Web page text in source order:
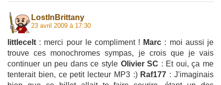
LostInBrittany
23 avril 2009 à 17:30
littlecelt : merci pour le compliment ! Marc : moi aussi je
trouve ces monochromes sympas, je crois que je vais
continuer un peu dans ce style Olivier SC : Et oui, ça me
tenterait bien, ce petit lecteur MP3 :) Raf177 : J'imaginais